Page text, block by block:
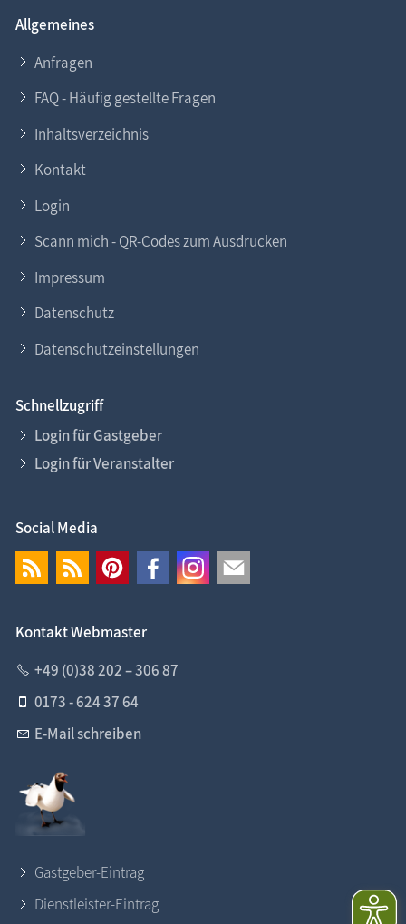
Allgemeines
Anfragen
FAQ - Häufig gestellte Fragen
Inhaltsverzeichnis
Kontakt
Login
Scann mich - QR-Codes zum Ausdrucken
Impressum
Datenschutz
Datenschutzeinstellungen
Schnellzugriff
Login für Gastgeber
Login für Veranstalter
Social Media
Kontakt Webmaster
+49 (0)38 202 – 306 87
0173 - 624 37 64
E-Mail schreiben
Gastgeber-Eintrag
Dienstleister-Eintrag